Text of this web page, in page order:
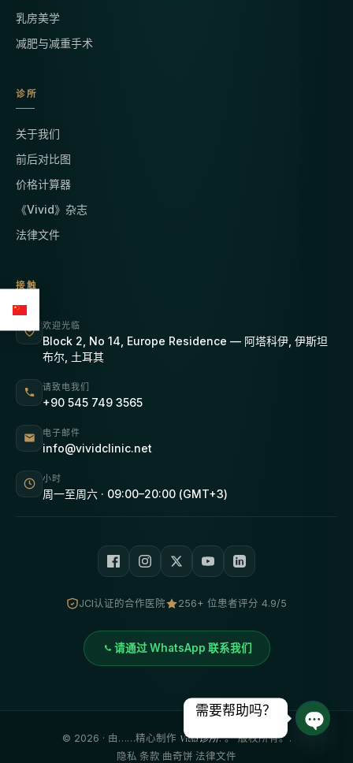
乳房美学
减肥与减重手术
诊所
关于我们
前后对比图
价格计算器
《Vivid》杂志
法律文件
接触
欢迎光临
Block 2, No 14, Europe Residence — 阿塔科伊, 伊斯坦
布尔, 土耳其
请致电我们
+90 545 749 3565
电子邮件
info@vividclinic.net
小时
周一至周六 · 09:00–20:00 (GMT+3)
JCI认证的合作医院 256+ 位患者评分 4.9/5
请通过 WhatsApp 联系我们
© 2026 · 由……精心制作 Vivid诊所. 。 版权所有。.
隐私 条款 曲奇饼 法律文件
需要帮助吗？